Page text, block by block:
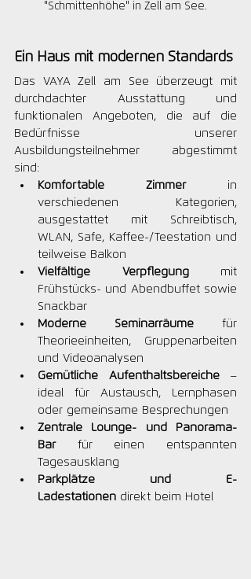
"Schmittenhöhe" in Zell am See.
Ein Haus mit modernen Standards
Das VAYA Zell am See überzeugt mit
durchdachter Ausstattung und
funktionalen Angeboten, die auf die
Bedürfnisse unserer
Ausbildungsteilnehmer abgestimmt
sind:
Komfortable Zimmer in
verschiedenen Kategorien,
ausgestattet mit Schreibtisch,
WLAN, Safe, Kaffee-/Teestation und
teilweise Balkon
Vielfältige Verpflegung mit
Frühstücks- und Abendbuffet sowie
Snackbar
Moderne Seminarräume für
Theorieeinheiten, Gruppenarbeiten
und Videoanalysen
Gemütliche Aufenthaltsbereiche –
ideal für Austausch, Lernphasen
oder gemeinsame Besprechungen
Zentrale Lounge- und Panorama-
Bar für einen entspannten
Tagesausklang
Parkplätze und E-
Ladestationen direkt beim Hotel